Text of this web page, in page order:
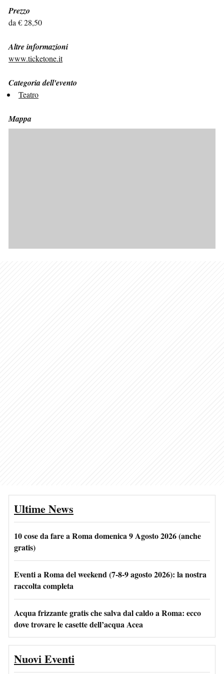
Prezzo
da € 28,50
Altre informazioni
www.ticketone.it
Categoria dell'evento
Teatro
Mappa
Ultime News
10 cose da fare a Roma domenica 9 Agosto 2026 (anche
gratis)
Eventi a Roma del weekend (7-8-9 agosto 2026): la nostra
raccolta completa
Acqua frizzante gratis che salva dal caldo a Roma: ecco
dove trovare le casette dell’acqua Acea
Nuovi Eventi